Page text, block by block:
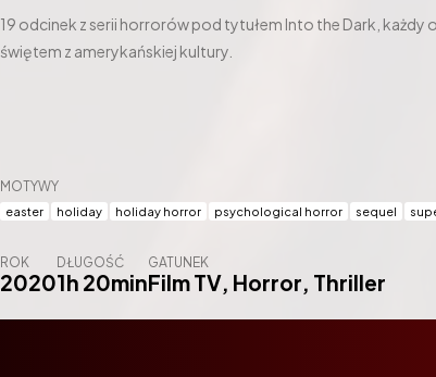
19 odcinek z serii horrorów pod tytułem Into the Dark, każdy
świętem z amerykańskiej kultury.
MOTYWY
easter holiday holiday horror psychological horror sequel
ROK
2020
DŁUGOŚĆ
1h 20min
GATUNEK
Film TV, Horror, Thriller